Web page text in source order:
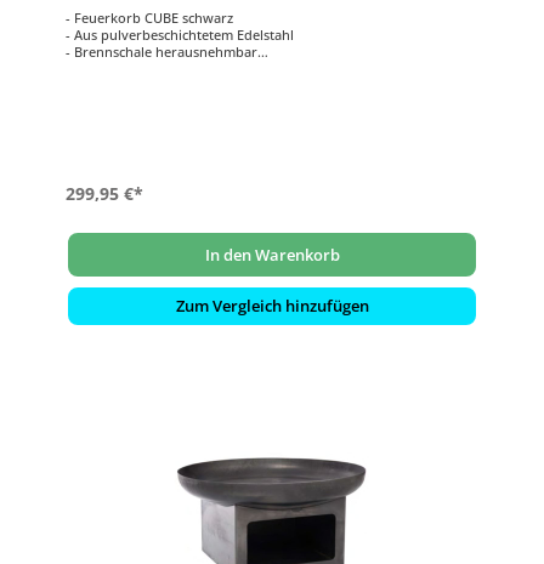
- Feuerkorb CUBE schwarz
- Aus pulverbeschichtetem Edelstahl
- Brennschale herausnehmbar
299,95 €*
In den Warenkorb
Zum Vergleich hinzufügen